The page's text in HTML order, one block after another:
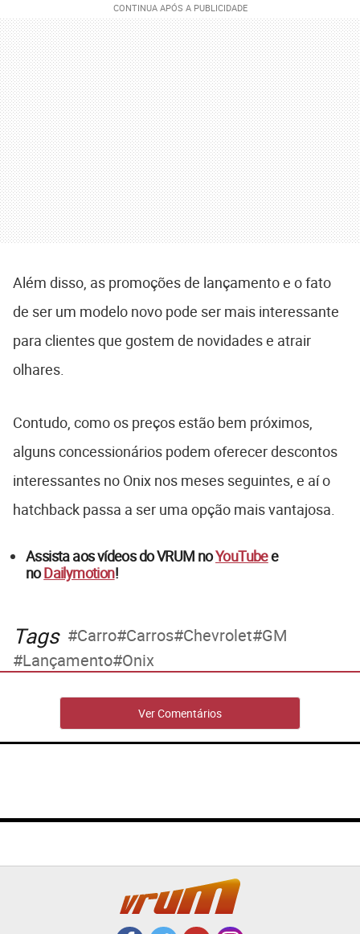
Além disso, as promoções de lançamento e o fato
de ser um modelo novo pode ser mais interessante
para clientes que gostem de novidades e atrair
olhares.
Contudo, como os preços estão bem próximos,
alguns concessionários podem oferecer descontos
interessantes no Onix nos meses seguintes, e aí o
hatchback passa a ser uma opção mais vantajosa.
Assista aos vídeos do VRUM noYouTubee
noDailymotion!
Tags Carro Carros Chevrolet GM
Lançamento Onix
Ver Comentários